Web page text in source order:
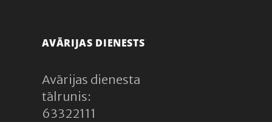
AVĀRIJAS DIENESTS
Avārijas dienesta
tālrunis:
63322111